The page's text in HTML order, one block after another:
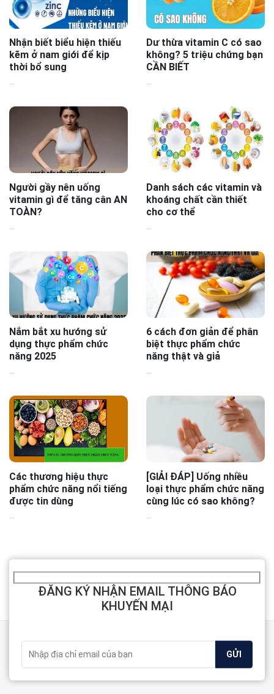
Nhận biết biểu hiện thiếu
kẽm ở nam giới để kịp
thời bổ sung
...
Dư thừa vitamin C có sao
không? 5 triệu chứng bạn
CẦN BIẾT
...
Người gầy nên uống
vitamin gì để tăng cân AN
TOÀN?
Danh sách các vitamin và
khoáng chất cần thiết
cho cơ thể
Nắm bắt xu hướng sử
dụng thực phẩm chức
năng 2025
...
6 cách đơn giản để phân
biệt thực phẩm chức
năng thật và giả
...
Các thương hiệu thực
phẩm chức năng nổi tiếng
được tin dùng
[GIẢI ĐÁP] Uống nhiều
loại thực phẩm chức năng
cùng lúc có sao không?
ĐĂNG KÝ NHẬN EMAIL THÔNG BÁO
KHUYẾN MẠI